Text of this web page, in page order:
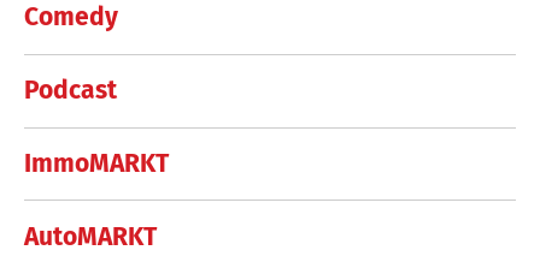
Comedy
Podcast
ImmoMARKT
AutoMARKT